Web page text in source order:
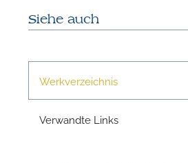
Siehe auch
Werkverzeichnis
Verwandte Links